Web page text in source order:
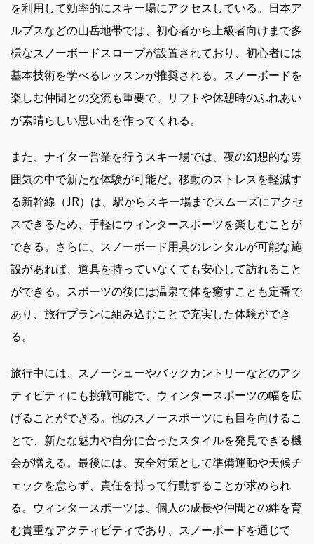
を利用して効率的にスキー場にアクセスしている。日本ア
ルプスなどの山岳地帯では、初心者から上級者向けまで多
様なスノーボードスロープが設置されており、初心者には
基本技術を学べるレッスンが推奨される。スノーボードを
楽しむ仲間との交流も重要で、リフトや休憩時のふれあい
が素晴らしい思い出を作ってくれる。
また、ナイター営業を行うスキー場では、夜の幻想的な雰
囲気の中で新たな体験が可能だ。移動のストレスを軽減す
る新幹線（JR）は、駅からスキー場までスムーズにアクセ
スできるため、手軽にウィンタースポーツを楽しむことが
できる。さらに、スノーボード用具のレンタルが可能な施
設があれば、道具を持っていなくても安心して訪れること
ができる。スポーツの後には温泉で体を癒すことも定番で
あり、旅行プランに組み込むことで充実した体験ができ
る。
旅行中には、スノーシューやバックカントリーなどのアク
ティビティにも挑戦可能で、ウィンタースポーツの幅を広
げることができる。他のスノースポーツにも目を向けるこ
とで、新たな魅力や自分に合ったスタイルを発見できる機
会が増える。最後には、安全対策として準備運動や天候チ
ェックを怠らず、責任を持って行動することが求められ
る。ウィンタースポーツは、個人の成長や仲間との絆を育
む貴重なアクティビティであり、スノーボードを通じて